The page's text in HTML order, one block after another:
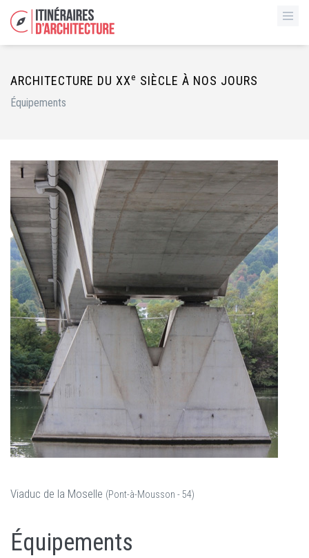
ARCHITECTURE DU XXe SIÈCLE À NOS JOURS
Équipements
Viaduc de la Moselle (Pont-à-Mousson - 54)
Équipements